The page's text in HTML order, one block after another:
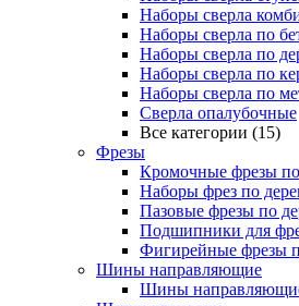
Наборы сверла
Наборы сверла по
Наборы сверла по
Наборы сверла по
Наборы сверла по
Сверла опалубочные
Все категории (15)
Фрезы
Кромочные фрезы по
Наборы фрез по
Пазовые фрезы по
Подшипники для
Фигирейные фрезы
Шины направляющие
Шины